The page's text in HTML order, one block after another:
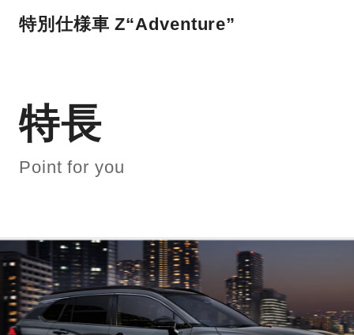
特別仕様車 Z“Adventure”
特長
Point for you